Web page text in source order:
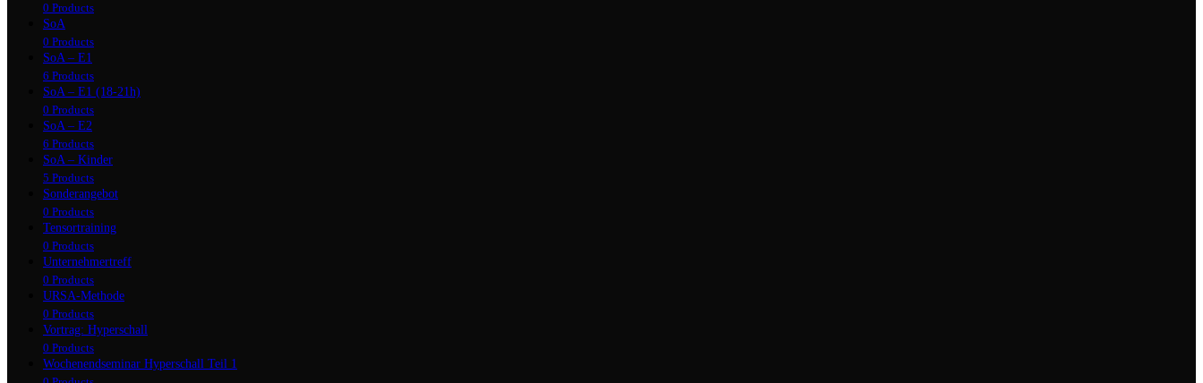
0 Products
SoA
0 Products
SoA – E1
6 Products
SoA – E1 (18-21h)
0 Products
SoA – E2
6 Products
SoA – Kinder
5 Products
Sonderangebot
0 Products
Tensortraining
0 Products
Unternehmertreff
0 Products
URSA-Methode
0 Products
Vortrag: Hyperschall
0 Products
Wochenendseminar Hyperschall Teil 1